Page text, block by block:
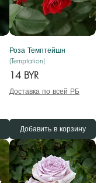
Роза Темптейшн
(Temptation)
Цена
14 BYR
Доставка по всей РБ
Добавить в корзину